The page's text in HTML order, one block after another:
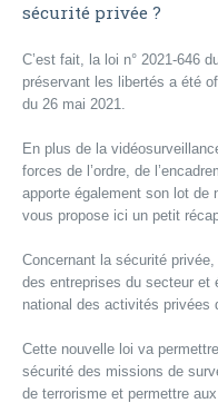
sécurité privée ?
C’est fait, la loi n° 2021-646
préservant les libertés a été
du 26 mai 2021.
En plus de la
forces de l’ordre, de
apporte également son lot de
vous propose ici un petit
Concernant la sécurité
des entreprises du secteur et
national des activités privées
Cette nouvelle loi va
sécurité des missions de
de terrorisme et permettre